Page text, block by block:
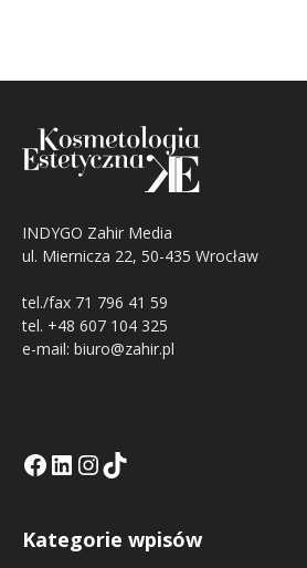
INDYGO Zahir Media
ul. Miernicza 22, 50-435 Wrocław
tel./fax 71 796 41 59
tel. +48 607 104 325
e-mail: biuro@zahir.pl
Facebook
LinkedIn
Tik Tok KEInstagramm KE
Kategorie wpisów